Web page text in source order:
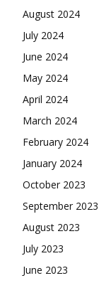
August 2024
July 2024
June 2024
May 2024
April 2024
March 2024
February 2024
January 2024
October 2023
September 2023
August 2023
July 2023
June 2023